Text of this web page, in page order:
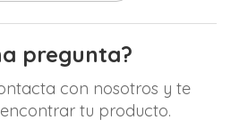
pregunta?
con nosotros y te
tu producto.